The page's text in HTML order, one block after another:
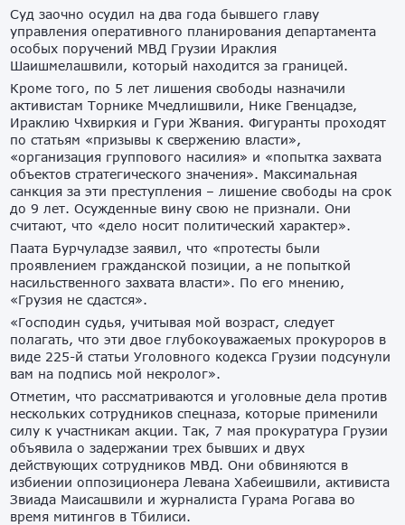
Суд заочно осудил на два года бывшего главу
управления оперативного планирования департамента
особых поручений МВД Грузии Ираклия
Шаишмелашвили, который находится за границей.
Кроме того, по 5 лет лишения свободы назначили
активистам Торнике Мчедлишвили, Нике Гвенцадзе,
Ираклию Чхвиркия и Гури Жвания. Фигуранты проходят
по статьям «призывы к свержению власти»,
«организация группового насилия» и «попытка захвата
объектов стратегического значения». Максимальная
санкция за эти преступления – лишение свободы на срок
до 9 лет. Осужденные вину свою не признали. Они
считают, что «дело носит политический характер».
Паата Бурчуладзе заявил, что «протесты были
проявлением гражданской позиции, а не попыткой
насильственного захвата власти». По его мнению,
«Грузия не сдастся».
«Господин судья, учитывая мой возраст, следует
полагать, что эти двое глубокоуважаемых прокуроров в
виде 225-й статьи Уголовного кодекса Грузии подсунули
вам на подпись мой некролог».
Отметим, что рассматриваются и уголовные дела против
нескольких сотрудников спецназа, которые применили
силу к участникам акции. Так, 7 мая прокуратура Грузии
объявила о задержании трех бывших и двух
действующих сотрудников МВД. Они обвиняются в
избиении оппозиционера Левана Хабеишвили, активиста
Звиада Маисашвили и журналиста Гурама Рогава во
время митингов в Тбилиси.